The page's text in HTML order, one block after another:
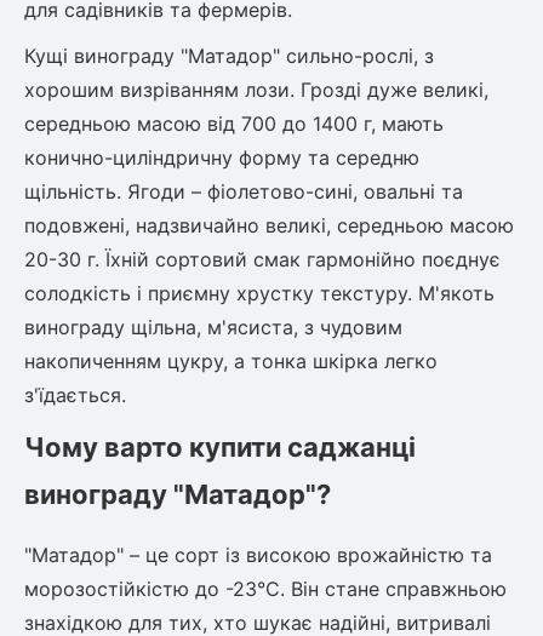
для садівників та фермерів.
Кущі винограду "Матадор" сильно-рослі, з
хорошим визріванням лози. Грозді дуже великі,
середньою масою від 700 до 1400 г, мають
конично-циліндричну форму та середню
щільність. Ягоди – фіолетово-сині, овальні та
подовжені, надзвичайно великі, середньою масою
20-30 г. Їхній сортовий смак гармонійно поєднує
солодкість і приємну хрустку текстуру. М'якоть
винограду щільна, м'ясиста, з чудовим
накопиченням цукру, а тонка шкірка легко
з'їдається.
Чому варто купити саджанці
винограду "Матадор"?
"Матадор" – це сорт із високою врожайністю та
морозостійкістю до -23°C. Він стане справжньою
знахідкою для тих, хто шукає надійні, витривалі